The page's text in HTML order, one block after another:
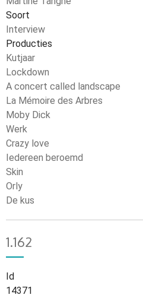
Soort
Interview
Producties
Kutjaar
Lockdown
A concert called landscape
La Mémoire des Arbres
Moby Dick
Werk
Crazy love
Iedereen beroemd
Skin
Orly
De kus
1.162
Id
14371